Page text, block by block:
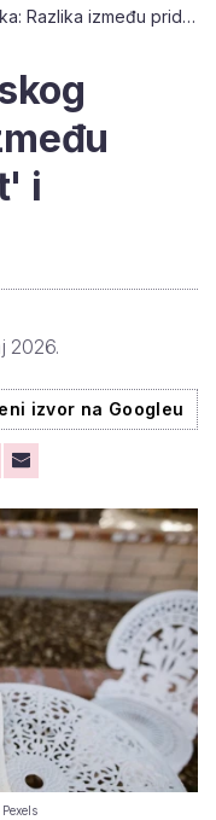
Male tajne hrvatskog jezika: Razlika između pridjeva 'potrebit' i 'potreban'
i
2026.
izvor na Googleu